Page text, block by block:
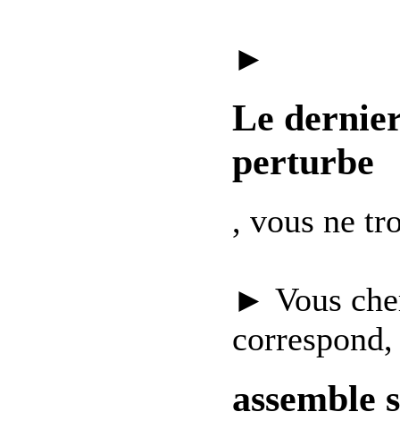
►
Le
perturbe
, vous ne
► Vous
correspond,
assemble